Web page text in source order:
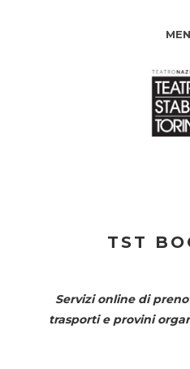
TST
Servizi online di
trasporti e provini